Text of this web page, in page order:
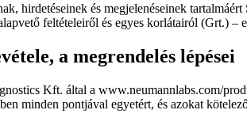
hirdetéseinek és megjelenéseinek
feltételeiről és egyes korlátairól (Grt.) –
a megrendelés lépései
Kft. által a www.neumannlabs.com/
minden pontjával egyetért, és azokat